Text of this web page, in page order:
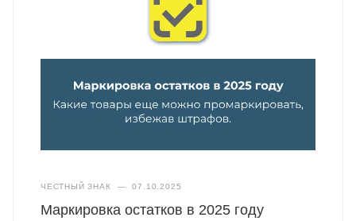
ЧЕСТНЫЙ ЗНАК — 07.10.2025
Маркировка остатков в 2025 году